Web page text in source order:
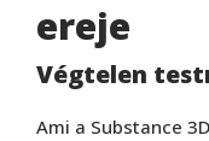
ereje
Végtelen
Ami a Substance